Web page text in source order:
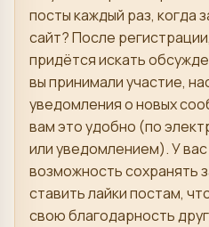
посты каждый раз, когда
сайт? После
придётся искать
вы принимали участие,
уведомления о новых
вам это удобно (по
или уведомлением). У
возможность сохранять
ставить лайки постам,
свою благодарность